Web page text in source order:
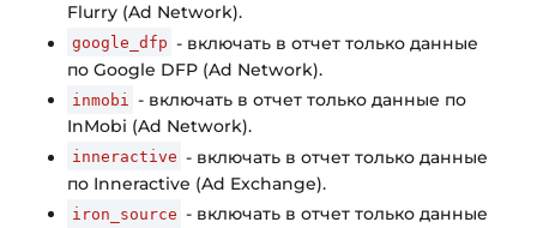
Flurry (Ad Network).
google_dfp - включать в отчет только данные
по Google DFP (Ad Network).
inmobi - включать в отчет только данные по
InMobi (Ad Network).
inneractive - включать в отчет только данные
по Inneractive (Ad Exchange).
iron_source - включать в отчет только данные